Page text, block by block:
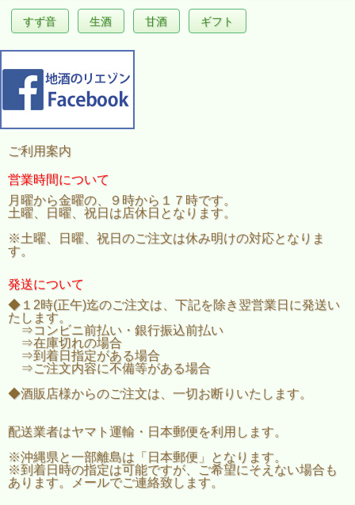
すず音 生酒 甘酒 ギフト
ご利用案内
営業時間について
月曜から金曜の、９時から１７時です。
土曜、日曜、祝日は店休日となります。
※土曜、日曜、祝日のご注文は休み明けの対応となりま
す。
発送について
◆１2時(正午)迄のご注文は、下記を除き翌営業日に発送い
たします。
⇒コンビニ前払い・銀行振込前払い
⇒在庫切れの場合
⇒到着日指定がある場合
⇒ご注文内容に不備等がある場合
◆酒販店様からのご注文は、一切お断りいたします。
配送業者はヤマト運輸・日本郵便を利用します。
※沖縄県と一部離島は「日本郵便」となります。
※到着日時の指定は可能ですが、ご希望にそえない場合も
あります。メールでご連絡致します。